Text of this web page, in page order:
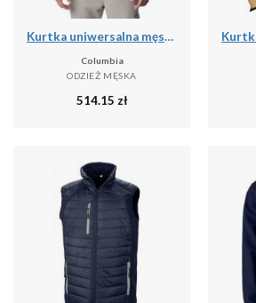
Kurtka uniwersalna męska Columbia Inner Limits Iii
Columbia
ODZIEŻ MĘSKA
514.15 zł